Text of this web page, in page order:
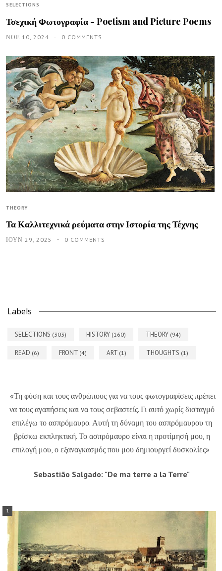
SELECTIONS
Τσεχική Φωτογραφία - Poetism and Picture Poems
ΝΟΕ 10, 2024 0 COMMENTS
THEORY
Τα Καλλιτεχνικά ρεύματα στην Ιστορία της Τέχνης
ΙΟΥΝ 29, 2025 0 COMMENTS
Labels
SELECTIONS (303) HISTORY (160) THEORY (94)
READ (6) FRONT (4) ART (1) THOUGHTS (1)
«Τη φύση και τους ανθρώπους για να τους φωτογραφίσεις πρέπει
να τους αγαπήσεις και να τους σεβαστείς. Γι αυτό χωρίς δισταγμό
επιλέγω το ασπρόμαυρο. Αυτή τη δύναμη του ασπρόμαυρου τη
βρίσκω εκπληκτική. Το ασπρόμαυρο είναι η προτίμησή μου, η
επιλογή μου, ο εξαναγκασμός που μου δημιουργεί δυσκολίες»
Sebastião Salgado: "De ma terre a la Terre"